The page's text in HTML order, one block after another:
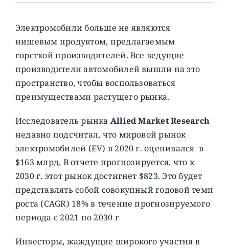
Электромобили больше не являются
нишевым продуктом, предлагаемым
горсткой производителей. Все ведущие
производители автомобилей вышли на это
пространство, чтобы воспользоваться
преимуществами растущего рынка.
Исследователь рынка Allied Market Research
недавно подсчитал, что мировой рынок
электромобилей (EV) в 2020 г. оценивался в
$163 млрд. В отчете прогнозируется, что к
2030 г. этот рынок достигнет $823. Это будет
представлять собой совокупный годовой темп
роста (CAGR) 18% в течение прогнозируемого
периода с 2021 по 2030 г
Инвесторы, жаждущие широкого участия в